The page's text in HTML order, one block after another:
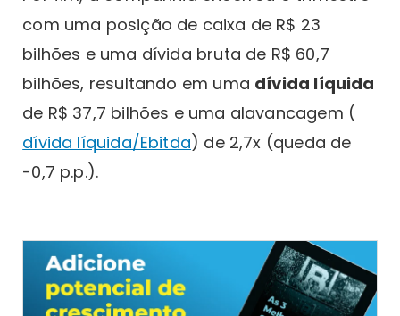
com uma posição de caixa de R$ 23
bilhões e uma dívida bruta de R$ 60,7
bilhões, resultando em uma dívida líquida
de R$ 37,7 bilhões e uma alavancagem (
dívida líquida/Ebitda) de 2,7x (queda de
-0,7 p.p.).